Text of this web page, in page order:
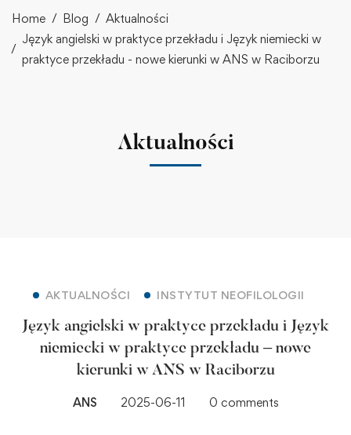
Home Blog
Aktualności
Język angielski w praktyce przekładu i Język niemiecki w
praktyce przekładu - nowe kierunki w ANS w Raciborzu
Aktualności
AKTUALNOŚCI INSTYTUT NEOFILOLOGII
Język angielski w praktyce przekładu i Język
niemiecki w praktyce przekładu – nowe
kierunki w ANS w Raciborzu
ANS 2025-06-11 0 comments